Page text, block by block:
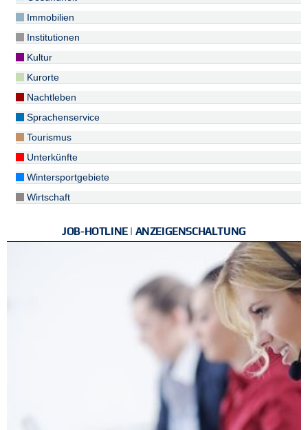
Immobilien
Institutionen
Kultur
Kurorte
Nachtleben
Sprachenservice
Tourismus
Unterkünfte
Wintersportgebiete
Wirtschaft
JOB-HOTLINE | ANZEIGENSCHALTUNG